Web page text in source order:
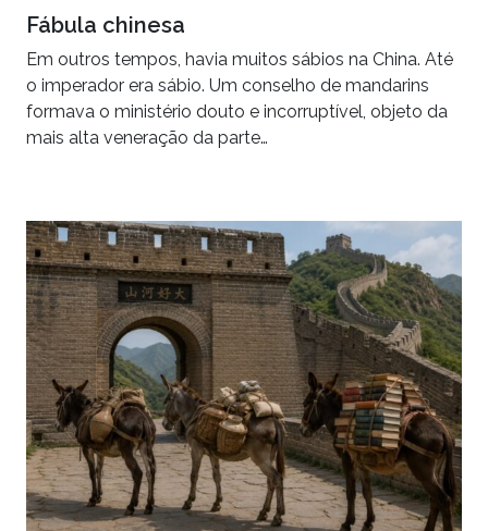
Fábula chinesa
Em outros tempos, havia muitos sábios na China. Até
o imperador era sábio. Um conselho de mandarins
formava o ministério douto e incorruptível, objeto da
mais alta veneração da parte…